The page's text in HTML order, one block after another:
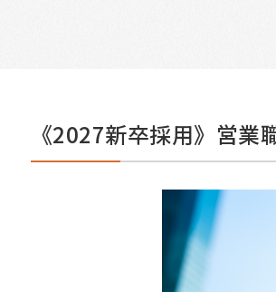
《2027新卒採用》営業